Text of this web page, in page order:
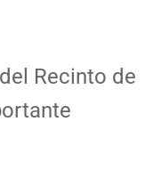
Recinto de